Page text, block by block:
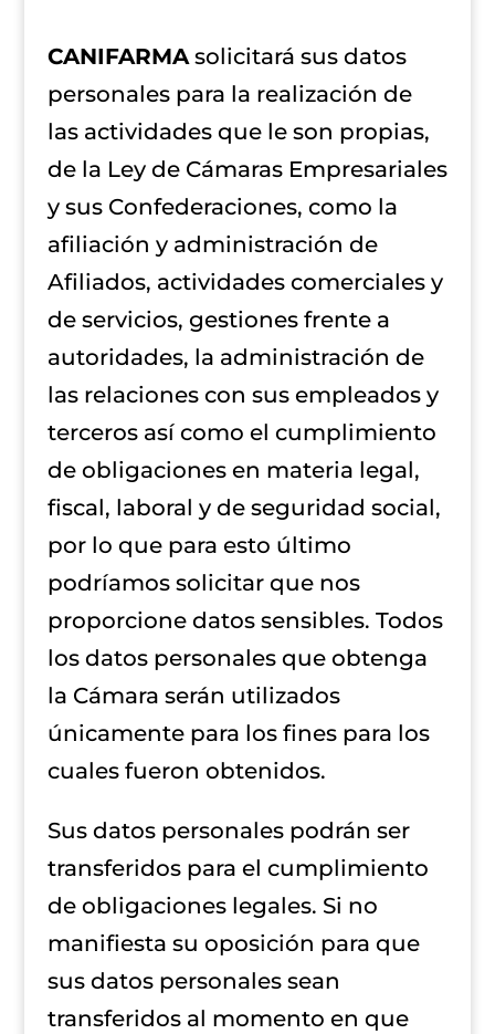
CANIFARMAsolicitará sus datos
personales para la realización de
las actividades que le son propias,
de la Ley de Cámaras Empresariales
y sus Confederaciones, como la
afiliación y administración de
Afiliados, actividades comerciales y
de servicios, gestiones frente a
autoridades, la administración de
las relaciones con sus empleados y
terceros así como el cumplimiento
de obligaciones en materia legal,
fiscal, laboral y de seguridad social,
por lo que para esto último
podríamos solicitar que nos
proporcione datos sensibles. Todos
los datos personales que obtenga
la Cámara serán utilizados
únicamente para los fines para los
cuales fueron obtenidos.
Sus datos personales podrán ser
transferidos para el cumplimiento
de obligaciones legales. Si no
manifiesta su oposición para que
sus datos personales sean
transferidos al momento en que